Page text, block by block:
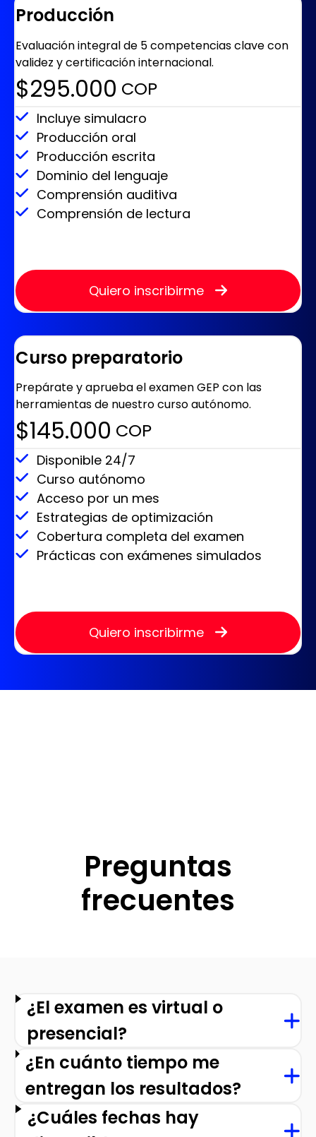
Producción
Evaluación integral de 5 competencias clave con
validez y certificación internacional.
$295.000 ‎ COP
Incluye simulacro
Producción oral
Producción escrita
Dominio del lenguaje
Comprensión auditiva
Comprensión de lectura
Quiero inscribirme
Curso preparatorio
Prepárate y aprueba el examen GEP con las
herramientas de nuestro curso autónomo.
$145.000 ‎ COP
Disponible 24/7
Curso autónomo
Acceso por un mes
Estrategias de optimización
Cobertura completa del examen
Prácticas con exámenes simulados
Quiero inscribirme
Preguntas
frecuentes
¿El examen es virtual o
presencial?
¿En cuánto tiempo me
entregan los resultados?
¿Cuáles fechas hay